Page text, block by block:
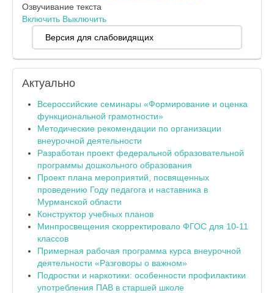
Озвучивание текста
Включить Выключить
Версия для слабовидящих
Актуально
Всероссийские семинары «Формирование и оценка
функциональной грамотности»
Методические рекомендации по организации
внеурочной деятельности
Разработан проект федеральной образовательной
программы дошкольного образования
Проект плана мероприятий, посвященных
проведению Году педагога и наставника в
Мурманской области
Конструктор учебных планов
Минпросвещения скорректировало ФГОС для 10-11
классов
Примерная рабочая программа курса внеурочной
деятельности «Разговоры о важном»
Подростки и наркотики: особенности профилактики
употребления ПАВ в старшей школе